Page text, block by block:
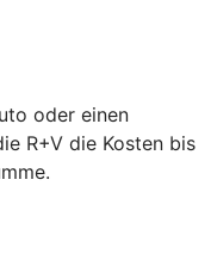
oder einen
R+V die Kosten bis